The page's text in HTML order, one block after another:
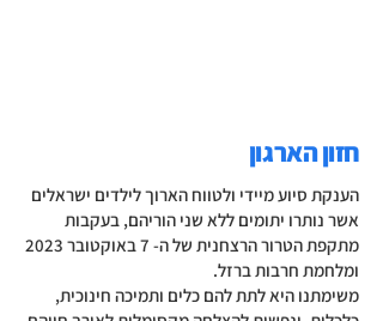
חזון הארגון
הענקת סיוע מיידי ולטווח הארוך לילדים ישראלים
אשר נותרו יתומים ללא שני הוריהם, בעקבות
מתקפת הטרור הרצחנית של ה- 7 באוקטובר 2023
ומלחמת חרבות ברזל.
משימתנו היא לתת להם כלים ותמיכה חינוכית,